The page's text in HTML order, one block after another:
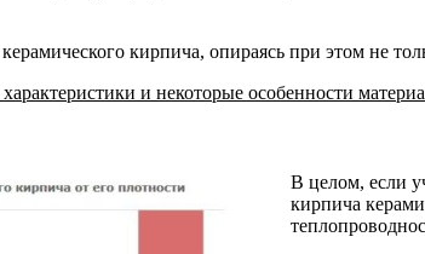
кирпича, опираясь при этом не
и некоторые особенности
В целом, если
кирпича